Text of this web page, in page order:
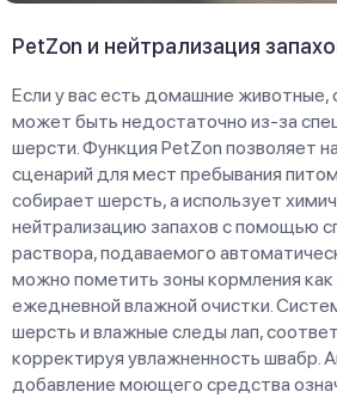
PetZon и нейтрализация
Если у вас есть домашние животные,
может быть недостаточно из-за
шерсти. Функция PetZon позволяет
сценарий для мест пребывания
собирает шерсть, а использует
нейтрализацию запахов с помощью
раствора, подаваемого
можно пометить зоны кормления
ежедневной влажной очистки.
шерсть и влажные следы лап,
корректируя увлажненность швабр.
добавление моющего средства